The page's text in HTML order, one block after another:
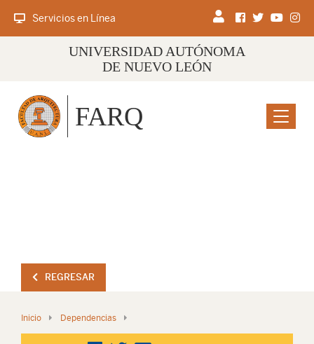
Servicios en Línea
UNIVERSIDAD AUTÓNOMA
DE NUEVO LEÓN
Menu
FARQ
REGRESAR
Inicio Dependencias